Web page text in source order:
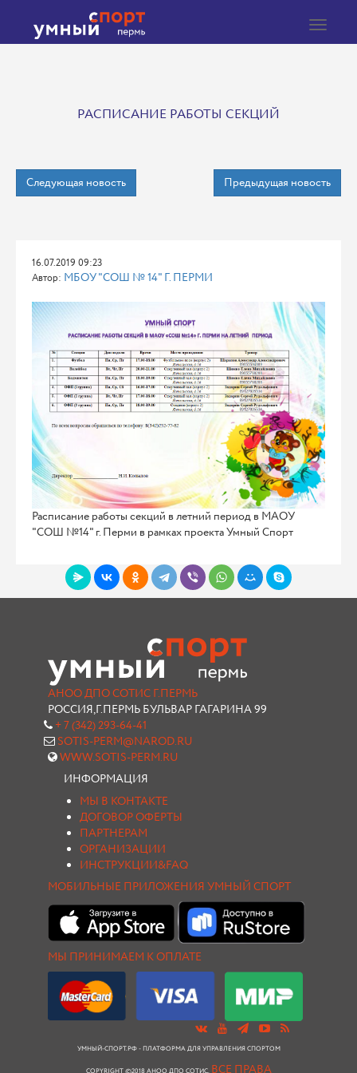
Toggle
РАСПИСАНИЕ РАБОТЫ СЕКЦИЙ
Следующая новость Предыдущая новость
16.07.2019 09:23
Автор: МБОУ "СОШ № 14" Г. ПЕРМИ
Расписание работы секций в летний период в МАОУ
"СОШ №14" г. Перми в рамках проекта Умный Спорт
АНОО ДПО СОТИС Г.ПЕРМЬ
РОССИЯ,Г.ПЕРМЬ БУЛЬВАР ГАГАРИНА 99
+ 7 (342) 293-64-41
SOTIS-PERM@NAROD.RU
WWW.SOTIS-PERM.RU
ИНФОРМАЦИЯ
МЫ В КОНТАКТЕ
ДОГОВОР ОФЕРТЫ
ПАРТНЕРАМ
ОРГАНИЗАЦИИ
ИНСТРУКЦИИ&FAQ
МОБИЛЬНЫЕ ПРИЛОЖЕНИЯ УМНЫЙ СПОРТ
МЫ ПРИНИМАЕМ К ОПЛАТЕ
УМНЫЙ-СПОРТ.РФ - ПЛАТФОРМА ДЛЯ УПРАВЛЕНИЯ СПОРТОМ
ВСЕ ПРАВА